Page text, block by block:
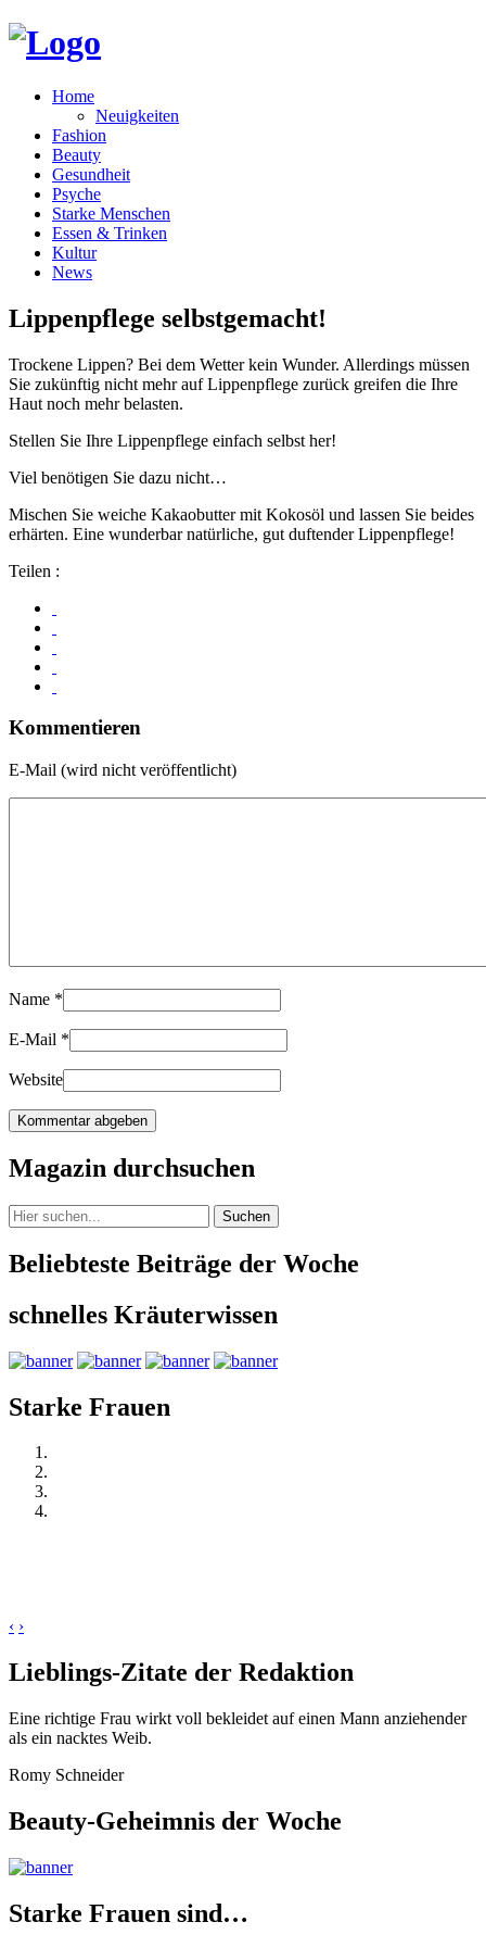
Home
Neuigkeiten
Fashion
Beauty
Gesundheit
Psyche
Starke Menschen
Essen & Trinken
Kultur
News
Lippenpflege selbstgemacht!
Trockene Lippen? Bei dem Wetter kein Wunder. Allerdings müssen
Sie zukünftig nicht mehr auf Lippenpflege zurück greifen die Ihre
Haut noch mehr belasten.
Stellen Sie Ihre Lippenpflege einfach selbst her!
Viel benötigen Sie dazu nicht…
Mischen Sie weiche Kakaobutter mit Kokosöl und lassen Sie beides
erhärten. Eine wunderbar natürliche, gut duftender Lippenpflege!
Teilen :
Kommentieren
E-Mail (wird nicht veröffentlicht)
Name *
E-Mail *
Website
Magazin durchsuchen
Suchen
Beliebteste Beiträge der Woche
schnelles Kräuterwissen
Starke Frauen
‹ ›
Lieblings-Zitate der Redaktion
Eine richtige Frau wirkt voll bekleidet auf einen Mann anziehender
als ein nacktes Weib.
Romy Schneider
Beauty-Geheimnis der Woche
Starke Frauen sind…